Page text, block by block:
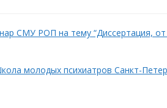
СМУ РОП на тему “Диссертация,
молодых психиатров Санкт-